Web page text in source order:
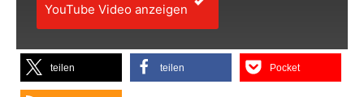
YouTube Video anzeigen
teilen teilen Pocket